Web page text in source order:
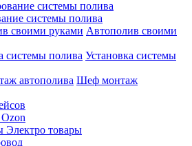
системы полива
Автополив своими
Установка системы
Шеф монтаж
Электро товары